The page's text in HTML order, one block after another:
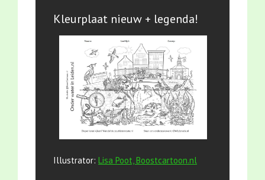
Kleurplaat nieuw + legenda!
Illustrator: Lisa Poot, Boostcartoon.nl